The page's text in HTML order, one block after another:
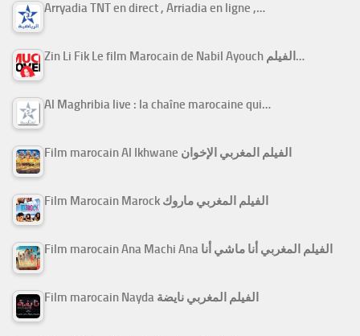
Arryadia TNT en direct , Arriadia en ligne ,…
Zin Li Fik Le film Marocain de Nabil Ayouch الفيلم…
Al Maghribia live : la chaîne marocaine qui…
Film marocain Al Ikhwane الفيلم المغربي الإخوان
Film Marocain Marock الفيلم المغربي ماروك
Film marocain Ana Machi Ana الفيلم المغربي أنا ماشي أنا
Film marocain Nayda الفيلم المغربي نايضة